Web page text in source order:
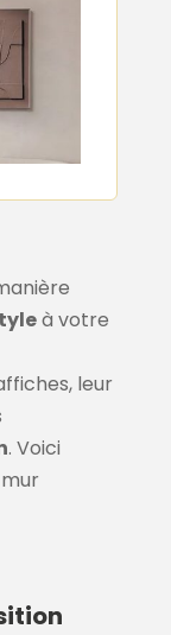
à votre
leur
. Voici